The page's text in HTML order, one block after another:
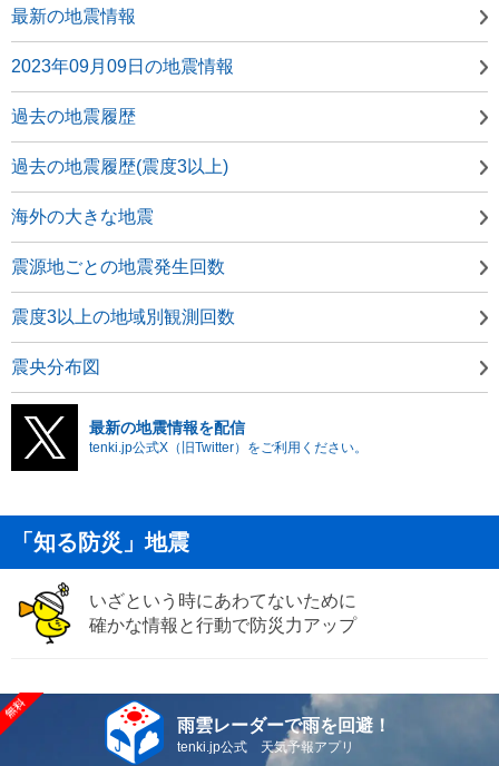
最新の地震情報
2023年09月09日の地震情報
過去の地震履歴
過去の地震履歴(震度3以上)
海外の大きな地震
震源地ごとの地震発生回数
震度3以上の地域別観測回数
震央分布図
最新の地震情報を配信
tenki.jp公式X（旧Twitter）をご利用ください。
「知る防災」地震
いざという時にあわてないために
確かな情報と行動で防災力アップ
雨雲レーダーで雨を回避！
tenki.jp公式 天気予報アプリ